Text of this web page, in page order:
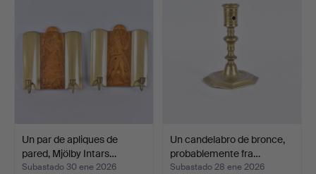
Un par de apliques de
pared, Mjölby Intars…
Subastado 30 ene 2026
Un candelabro de bronce,
probablemente fra…
Subastado 28 ene 2026